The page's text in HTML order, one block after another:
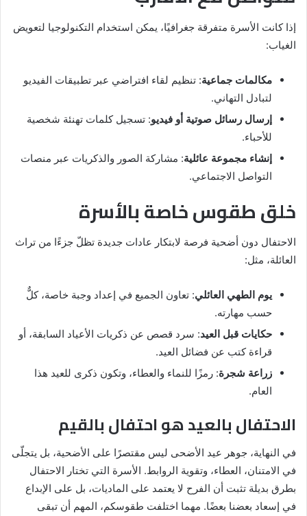
إذا كانت الأسرة متفرقة جغرافيًا، يمكن استخدام التكنولوجيا لتعويض
الغياب:
مكالمات جماعية: تنظيم لقاء افتراضي عبر تطبيقات الفيديو
لتبادل التهاني.
إرسال رسائل صوتية أو فيديو: تسجيل كلمات تهنئة شخصية
للأحباء.
إنشاء مجموعة عائلية: مشاركة الصور والذكريات عبر منصات
التواصل الاجتماعي.
خلق طقوس خاصة بالأسرة
الاحتفال دون أضحية فرصة لابتكار عادات جديدة تظلّ جزءًا من تراث
العائلة، مثل:
يوم الطهي العائلي: تعاون الجميع في إعداد وجبة خاصة، كلٌّ
حسب مهارته.
حكايات قبل العيد: سرد قصص عن ذكريات الأعياد السابقة، أو
قراءة كتب عن فضائل العيد.
زراعة شجرة: رمزًا للنماء والعطاء، وتكون ذكرى للعيد هذا
العام.
الاحتفال بالعيد هو احتفال بالقيم
في النهاية، جوهر عيد الأضحى ليس مقتصرًا على الأضحية، بل يتجلّى
في الامتنان، العطاء، وتقوية الروابط. الأسرة التي تختار الاحتفال
بطرق بديلة تثبت أن الفرح لا يعتمد على الماديات، بل على الإبداع
في إسعاد بعضنا بعضًا. مهما اختلفت طقوسكم، المهم أن تبقى